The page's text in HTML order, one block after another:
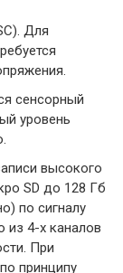
Для
сенсорный
уровень
высокого
SD до 128 Гб
по сигналу
из 4-х каналов
При
принципу